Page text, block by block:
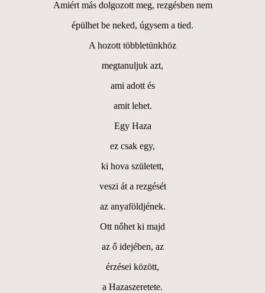
Amiért más dolgozott meg, rezgésben nem
épülhet be neked, úgysem a tied.
A hozott többletünkhöz
megtanuljuk azt,
ami adott és
amit lehet.
Egy Haza
ez csak egy,
ki hova született,
veszi át a rezgését
az anyaföldjének.
Ott nőhet ki majd
az ő idejében, az
érzései között,
a Hazaszeretete.